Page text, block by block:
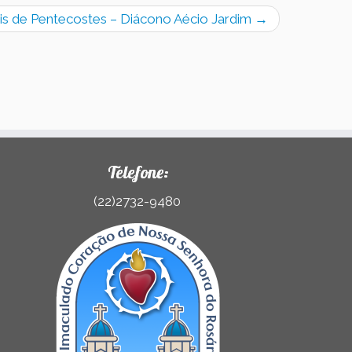
de Pentecostes – Diácono Aécio Jardim →
Telefone:
(22)2732-9480